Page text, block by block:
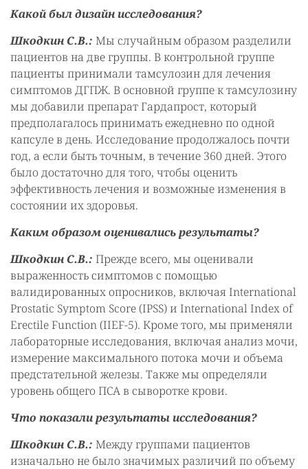
Какой был дизайн исследования?
Шкодкин С.В.: Мы случайным образом разделили
пациентов на две группы. В контрольной группе
пациенты принимали тамсулозин для лечения
симптомов ДГПЖ. В основной группе к тамсулозину
мы добавили препарат Гардапрост, который
предполагалось принимать ежедневно по одной
капсуле в день. Исследование продолжалось почти
год, а если быть точным, в течение 360 дней. Этого
было достаточно для того, чтобы оценить
эффективность лечения и возможные изменения в
состоянии их здоровья.
Каким образом оценивались результаты?
Шкодкин С.В.: Прежде всего, мы оценивали
выраженность симптомов с помощью
валидированных опросников, включая International
Prostatic Symptom Score (IPSS) и International Index of
Erectile Function (IIEF-5). Кроме того, мы применяли
лабораторные исследования, включая анализ мочи,
измерение максимального потока мочи и объема
предстательной железы. Также мы определяли
уровень общего ПСА в сыворотке крови.
Что показали результаты исследования?
Шкодкин С.В.: Между группами пациентов
изначально не было значимых различий по объему